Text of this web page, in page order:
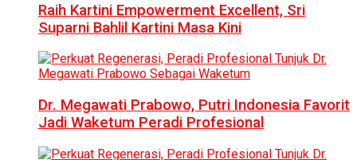
Raih Kartini Empowerment Excellent, Sri
Suparni Bahlil Kartini Masa Kini
Dr. Megawati Prabowo, Putri Indonesia Favorit
Jadi Waketum Peradi Profesional